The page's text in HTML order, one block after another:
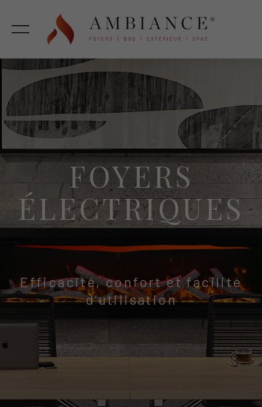
FOYERS
ÉLECTRIQUES
Efficacité, confort et facilité
d’utilisation